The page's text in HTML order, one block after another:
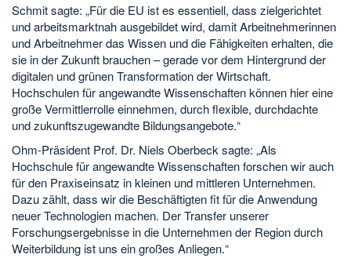
Schmit sagte: „Für die EU ist es essentiell, dass zielgerichtet
und arbeitsmarktnah ausgebildet wird, damit Arbeitnehmerinnen
und Arbeitnehmer das Wissen und die Fähigkeiten erhalten, die
sie in der Zukunft brauchen – gerade vor dem Hintergrund der
digitalen und grünen Transformation der Wirtschaft.
Hochschulen für angewandte Wissenschaften können hier eine
große Vermittlerrolle einnehmen, durch flexible, durchdachte
und zukunftszugewandte Bildungsangebote.“
Ohm-Präsident Prof. Dr. Niels Oberbeck sagte: „Als
Hochschule für angewandte Wissenschaften forschen wir auch
für den Praxiseinsatz in kleinen und mittleren Unternehmen.
Dazu zählt, dass wir die Beschäftigten fit für die Anwendung
neuer Technologien machen. Der Transfer unserer
Forschungsergebnisse in die Unternehmen der Region durch
Weiterbildung ist uns ein großes Anliegen.“